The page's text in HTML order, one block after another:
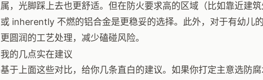
属，光脚踩上去也更舒适。但在防火要求高的区域（比如靠近建
或 inherently 不燃的铝合金是更稳妥的选择。此外，对于有幼儿
更圆润的工艺处理，减少磕碰风险。
我的几点实在建议
基于上面这些对比，给你几条直白的建议。如果你打定主意选防